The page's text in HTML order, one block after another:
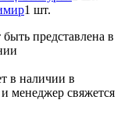
1 шт.
представлена в
в наличии в
менеджер свяжется